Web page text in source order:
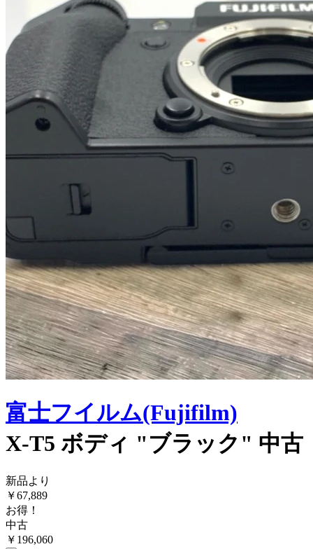
富士フイルム(Fujifilm)
X-T5 ボディ "ブラック" 中古
新品より
￥67,889
お得！
中古
￥ 196,060